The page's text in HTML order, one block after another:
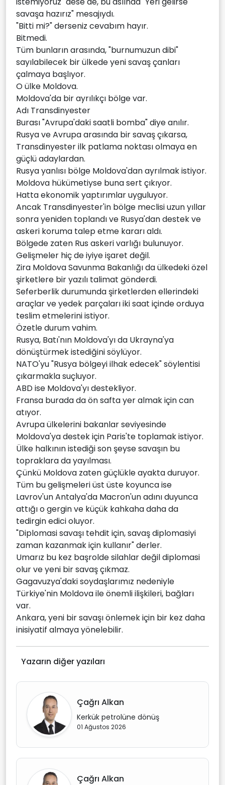
savaşa hazırız" mesajıydı.
"Bitti mi?" derseniz cevabım hayır.
Bitmedi.
Tüm bunların arasında, "burnumuzun dibi"
sayılabilecek bir ülkede yeni savaş çanları
çalmaya başlıyor.
O ülke Moldova.
Moldova'da bir ayrılıkçı bölge var.
Adı Transdinyester
Burası "Avrupa'daki saatli bomba" diye anılır.
Rusya ve Avrupa arasında bir savaş çıkarsa,
Transdinyester ilk patlama noktası olmaya en
güçlü adaylardan.
Rusya yanlısı bölge Moldova'dan ayrılmak istiyor.
Moldova hükümetiyse buna sert çıkıyor.
Hatta ekonomik yaptırımlar uyguluyor.
Ancak Transdinyester'in bölge meclisi uzun yıllar
sonra yeniden toplandı ve Rusya'dan destek ve
askeri koruma talep etme kararı aldı.
Bölgede zaten Rus askeri varlığı bulunuyor.
Gelişmeler hiç de iyiye işaret değil.
Zira Moldova Savunma Bakanlığı da ülkedeki özel
şirketlere bir yazılı talimat gönderdi.
Seferberlik durumunda şirketlerden ellerindeki
araçlar ve yedek parçaları iki saat içinde orduya
teslim etmelerini istiyor.
Özetle durum vahim.
Rusya, Batı'nın Moldova'yı da Ukrayna'ya
dönüştürmek istediğini söylüyor.
NATO'yu "Rusya bölgeyi ilhak edecek" söylentisi
çıkarmakla suçluyor.
ABD ise Moldova'yı destekliyor.
Fransa burada da ön safta yer almak için can
atıyor.
Avrupa ülkelerini bakanlar seviyesinde
Moldova'ya destek için Paris'te toplamak istiyor.
Ülke halkının istediği son şeyse savaşın bu
topraklara da yayılması.
Çünkü Moldova zaten güçlükle ayakta duruyor.
Tüm bu gelişmeleri üst üste koyunca ise
Lavrov'un Antalya'da Macron'un adını duyunca
attığı o gergin ve küçük kahkaha daha da
tedirgin edici oluyor.
"Diplomasi savaşı tehdit için, savaş diplomasiyi
zaman kazanmak için kullanır" derler.
Umarız bu kez başrolde silahlar değil diplomasi
olur ve yeni bir savaş çıkmaz.
Gagavuzya'daki soydaşlarımız nedeniyle
Türkiye'nin Moldova ile önemli ilişkileri, bağları
var.
Ankara, yeni bir savaşı önlemek için bir kez daha
inisiyatif almaya yönelebilir.
Yazarın diğer yazıları
Çağrı Alkan
Kerkük petrolüne dönüş
01 Ağustos 2026
Çağrı Alkan